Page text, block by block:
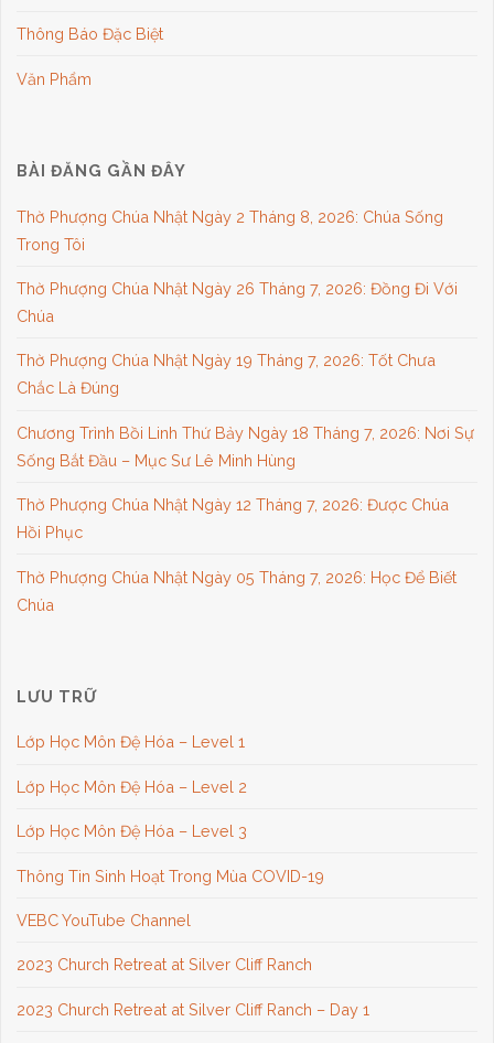
Thông Báo Đặc Biệt
Văn Phẩm
BÀI ĐĂNG GẦN ĐÂY
Thờ Phượng Chúa Nhật Ngày 2 Tháng 8, 2026: Chúa Sống
Trong Tôi
Thờ Phượng Chúa Nhật Ngày 26 Tháng 7, 2026: Đồng Đi Với
Chúa
Thờ Phượng Chúa Nhật Ngày 19 Tháng 7, 2026: Tốt Chưa
Chắc Là Đúng
Chương Trình Bồi Linh Thứ Bảy Ngày 18 Tháng 7, 2026: Nơi Sự
Sống Bắt Đầu – Mục Sư Lê Minh Hùng
Thờ Phượng Chúa Nhật Ngày 12 Tháng 7, 2026: Được Chúa
Hồi Phục
Thờ Phượng Chúa Nhật Ngày 05 Tháng 7, 2026: Học Để Biết
Chúa
LƯU TRỮ
Lớp Học Môn Đệ Hóa – Level 1
Lớp Học Môn Đệ Hóa – Level 2
Lớp Học Môn Đệ Hóa – Level 3
Thông Tin Sinh Hoạt Trong Mùa COVID-19
VEBC YouTube Channel
2023 Church Retreat at Silver Cliff Ranch
2023 Church Retreat at Silver Cliff Ranch – Day 1